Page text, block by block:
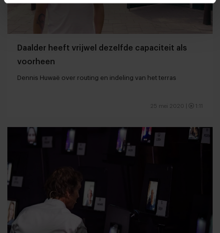
Daalder heeft vrijwel dezelfde capaciteit als
voorheen
Dennis Huwaë over routing en indeling van het terras
25 mei 2020